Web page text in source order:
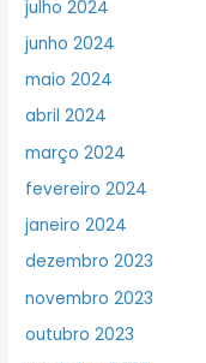
julho 2024
junho 2024
maio 2024
abril 2024
março 2024
fevereiro 2024
janeiro 2024
dezembro 2023
novembro 2023
outubro 2023